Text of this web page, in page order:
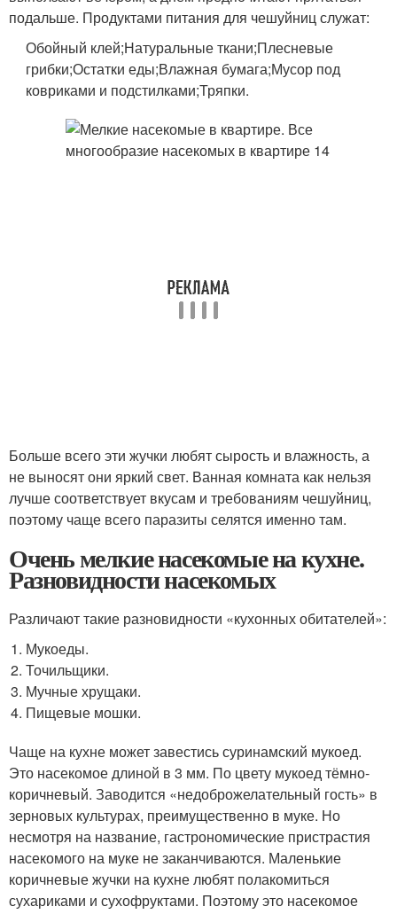
подальше. Продуктами питания для чешуйниц служат:
Обойный клей;Натуральные ткани;Плесневые
грибки;Остатки еды;Влажная бумага;Мусор под
ковриками и подстилками;Тряпки.
Больше всего эти жучки любят сырость и влажность, а
не выносят они яркий свет. Ванная комната как нельзя
лучше соответствует вкусам и требованиям чешуйниц,
поэтому чаще всего паразиты селятся именно там.
Очень мелкие насекомые на кухне.
Разновидности насекомых
Различают такие разновидности «кухонных обитателей»:
Мукоеды.
Точильщики.
Мучные хрущаки.
Пищевые мошки.
Чаще на кухне может завестись суринамский мукоед.
Это насекомое длиной в 3 мм. По цвету мукоед тёмно-
коричневый. Заводится «недоброжелательный гость» в
зерновых культурах, преимущественно в муке. Но
несмотря на название, гастрономические пристрастия
насекомого на муке не заканчиваются. Маленькие
коричневые жучки на кухне любят полакомиться
сухариками и сухофруктами. Поэтому это насекомое